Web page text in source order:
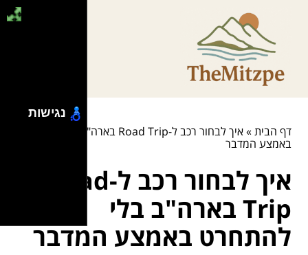
דף הבית»
איך לבחור רכב ל-Road Trip בארה"ב בלי להתחרט
באמצע המדבר
איך לבחור רכב ל-Road
Trip בארה"ב בלי
להתחרט באמצע המדבר
נגישות